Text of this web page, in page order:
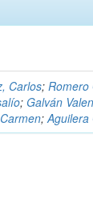
Carlos;Romero
;Galván
;Aguilera